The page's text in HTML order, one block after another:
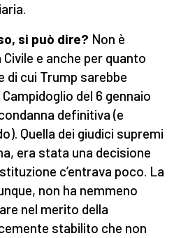
si può dire? Non è
Civile e anche per quanto
di cui Trump sarebbe
del 6 gennaio
definitiva (e
Quella dei giudici supremi
era stata una decisione
c’entrava poco. La
non ha nemmeno
nel merito della
stabilito che non